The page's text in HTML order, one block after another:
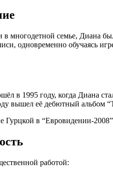
многодетной семье, Диана
одновременно обучаясь
в 1995 году, когда Диана
вышел её дебютный альбом
Гурцкой в “Евровидении-
работой: